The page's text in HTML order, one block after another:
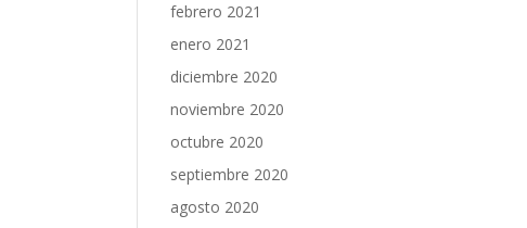
febrero 2021
enero 2021
diciembre 2020
noviembre 2020
octubre 2020
septiembre 2020
agosto 2020